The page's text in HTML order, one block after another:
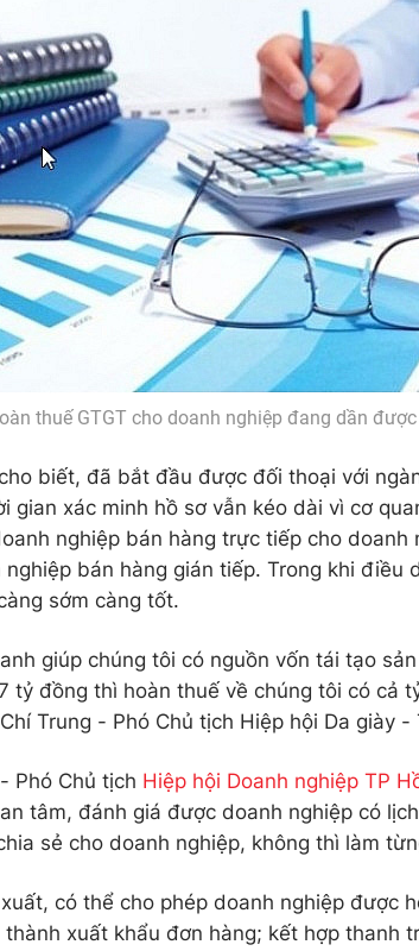
thuế GTGT cho doanh nghiệp đang dần
biết, đã bắt đầu được đối thoại với
gian xác minh hồ sơ vẫn kéo dài vì cơ
nghiệp bán hàng trực tiếp cho doanh
bán hàng gián tiếp. Trong khi điều
sớm càng tốt.
giúp chúng tôi có nguồn vốn tái tạo
tỷ đồng thì hoàn thuế về chúng tôi có cả
Trung - Phó Chủ tịch Hiệp hội Da giày
Phó Chủ tịch Hiệp hội Doanh nghiệp TP
tâm, đánh giá được doanh nghiệp có
sẻ cho doanh nghiệp, không thì làm
có thể cho phép doanh nghiệp được
xuất khẩu đơn hàng; kết hợp thanh